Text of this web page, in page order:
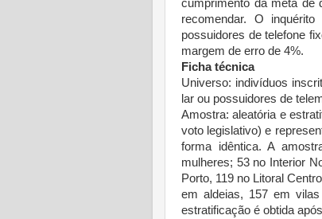
cumprimento da meta de
recomendar. O
possuidores de telefone
margem de erro de 4%.
Ficha técnica
Universo: indivíduos
lar ou possuidores de
Amostra: aleatória e
voto legislativo) e
forma idêntica. A
mulheres; 53 no Interior
Porto, 119 no Litoral
em aldeias, 157 em
estratificação é obtida